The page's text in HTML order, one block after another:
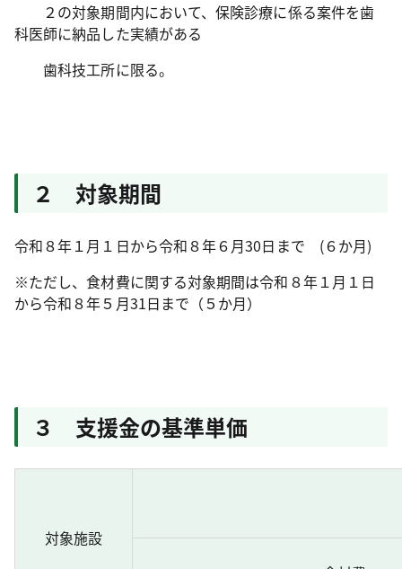
２の対象期間内において、保険診療に係る案件を歯
科医師に納品した実績がある
歯科技工所に限る。
２ 対象期間
令和８年１月１日から令和８年６月30日まで (６か月)
※ただし、食材費に関する対象期間は令和８年１月１日
から令和８年５月31日まで（５か月）
３ 支援金の基準単価
対象施設